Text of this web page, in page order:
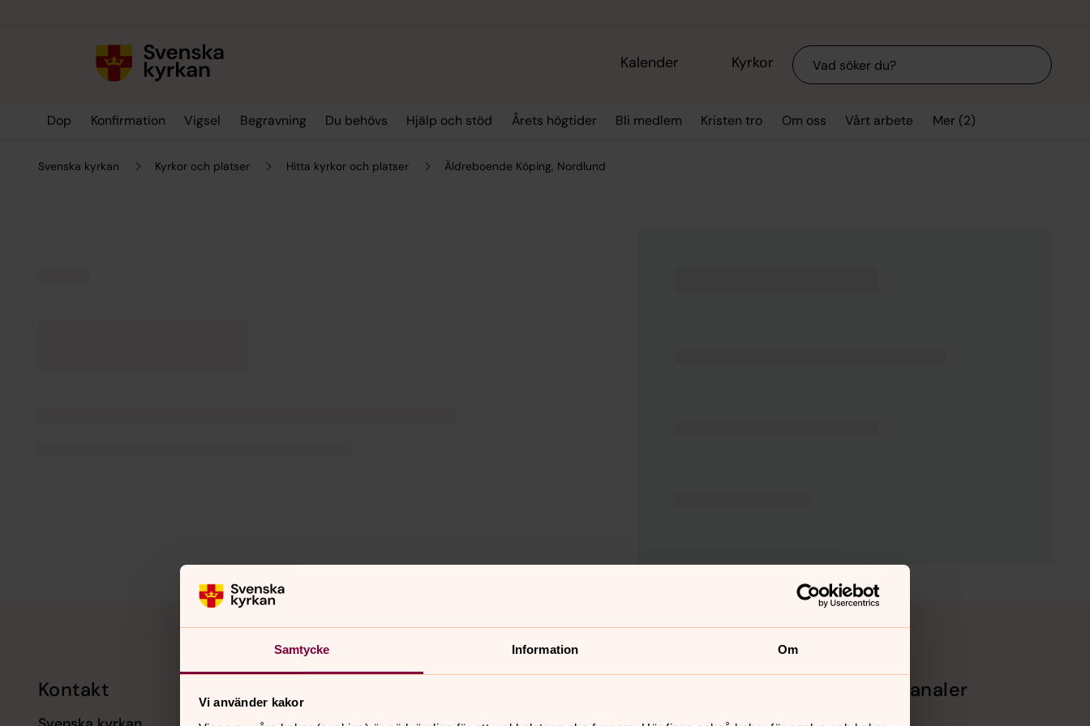
Samtycke Information Om
Vi använder kakor
Kalender Kyrkor Sök
Dop Konfirmation Vigsel Begravning Du behövs Hjälp och stöd Årets högtider Bli medlem Kristen tro Om oss Vårt arbete Mer (2)
Svenska kyrkan Kyrkor och platser Hitta kyrkor och platser Äldreboende Köping, Nordlund
Kontakt Sociala kanaler